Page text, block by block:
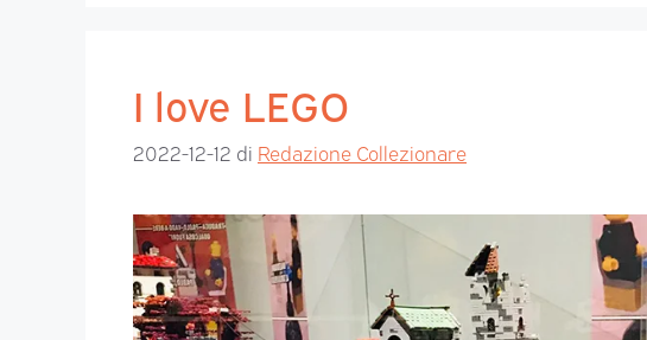
I love LEGO
2022-12-12 di Redazione Collezionare